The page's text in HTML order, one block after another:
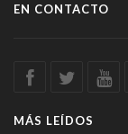
EN CONTACTO
MÁS LEÍDOS